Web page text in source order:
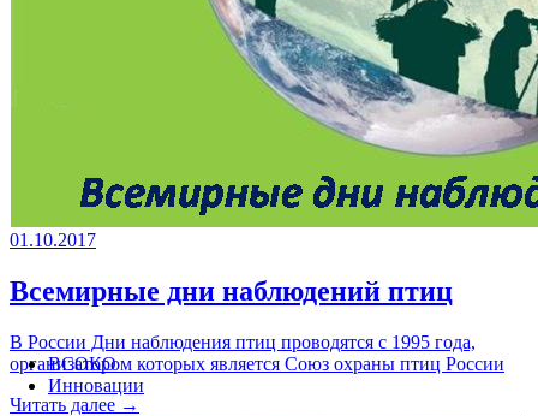
ВСОКО
Инновации
01.10.2017
Всемирные дни наблюдений птиц
В России Дни наблюдения птиц проводятся с 1995 года,
организатором которых является Союз охраны птиц России
Читать далее →